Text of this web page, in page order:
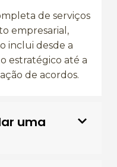
de serviços
empresarial,
inclui desde a
estratégico até a
de acordos.
uma